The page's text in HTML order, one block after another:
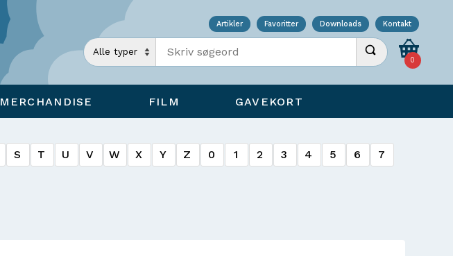
Artikler Favoritter Downloads Kontakt
Indtast søgeord Udfør søgning
0
MERCHANDISE FILM GAVEKORT
S T U V W X Y Z 0 1 2 3 4 5 6
7